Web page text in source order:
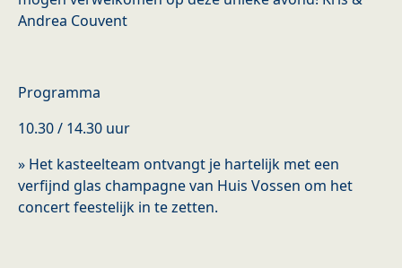
Andrea Couvent
Programma
10.30 / 14.30 uur
» Het kasteelteam ontvangt je hartelijk met een
verfijnd glas champagne van Huis Vossen om het
concert feestelijk in te zetten.